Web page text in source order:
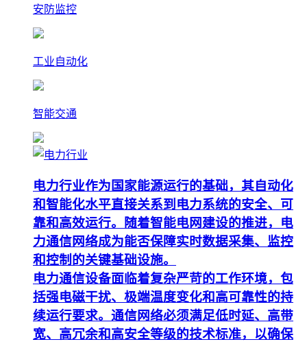
安防监控
工业自动化
智能交通
电力行业作为国家能源运行的基础，其自动化
和智能化水平直接关系到电力系统的安全、可
靠和高效运行。随着智能电网建设的推进，电
力通信网络成为能否保障实时数据采集、监控
和控制的关键基础设施。
电力通信设备面临着复杂严苛的工作环境，包
括强电磁干扰、极端温度变化和高可靠性的持
续运行要求。通信网络必须满足低时延、高带
宽、高冗余和高安全等级的技术标准，以确保